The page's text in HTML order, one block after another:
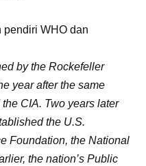
pendiri WHO dan
by the Rockefeller
year after the same
CIA. Two years later
the U.S.
Foundation, the National
the nation’s Public